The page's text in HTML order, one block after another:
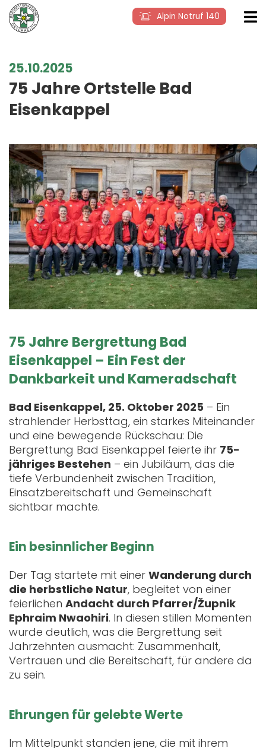
Alpin Notruf 140
25.10.2025
75 Jahre Ortstelle Bad
Eisenkappel
75 Jahre Bergrettung Bad
Eisenkappel – Ein Fest der
Dankbarkeit und Kameradschaft
Bad Eisenkappel, 25. Oktober 2025 – Ein
strahlender Herbsttag, ein starkes Miteinander
und eine bewegende Rückschau: Die
Bergrettung Bad Eisenkappel feierte ihr 75-
jähriges Bestehen – ein Jubiläum, das die
tiefe Verbundenheit zwischen Tradition,
Einsatzbereitschaft und Gemeinschaft
sichtbar machte.
Ein besinnlicher Beginn
Der Tag startete mit einer Wanderung durch
die herbstliche Natur, begleitet von einer
feierlichen Andacht durch Pfarrer/Župnik
Ephraim Nwaohiri. In diesen stillen Momenten
wurde deutlich, was die Bergrettung seit
Jahrzehnten ausmacht: Zusammenhalt,
Vertrauen und die Bereitschaft, für andere da
zu sein.
Ehrungen für gelebte Werte
Im Mittelpunkt standen jene, die mit ihrem